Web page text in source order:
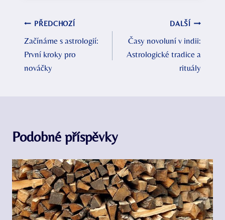
Navigace
pro
příspěvek
PŘEDCHOZÍ
Začínáme s astrologií:
První kroky pro
nováčky
DALŠÍ
Časy novoluní v indii:
Astrologické tradice a
rituály
Podobné příspěvky